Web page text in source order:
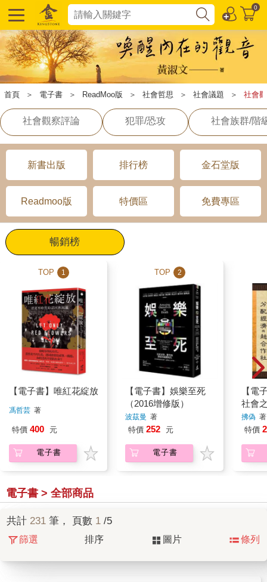
0
首頁 ＞ 電子書 ＞ ReadMoo版 ＞ 社會哲思 ＞ 社會議題 ＞ 社會
社會觀察評論 犯罪/恐攻 社會族群/階
新書出版 排行榜 金石堂版
Readmoo版 特價區 免費專區
暢銷榜
TOP 1
【電子書】唯紅花綻放
馮哲芸 著
特價 400 元
電子書
TOP 2
【電子書】娛樂至死
（2016增修版）
波茲曼 著
特價 252 元
電子書
【電
社會
拂偽 著
特價
電子書 > 全部商品
共計 231 筆， 頁數 1 /5
篩選 排序 圖片 條列